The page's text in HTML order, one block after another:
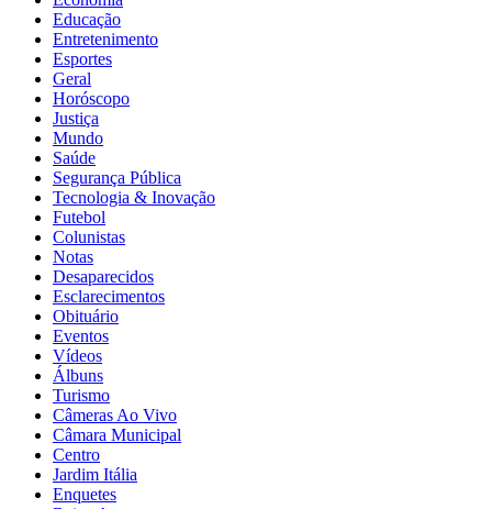
Educação
Entretenimento
Esportes
Geral
Horóscopo
Justiça
Mundo
Saúde
Segurança Pública
Tecnologia & Inovação
Futebol
Colunistas
Notas
Desaparecidos
Esclarecimentos
Obituário
Eventos
Vídeos
Álbuns
Turismo
Câmeras Ao Vivo
Câmara Municipal
Centro
Jardim Itália
Enquetes